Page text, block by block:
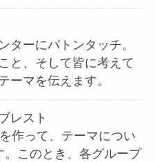
ターにバトンタッチ。
と、そして皆に考えて
ーマを伝えます。
レスト
作って、テーマについ
。このとき、各グループ